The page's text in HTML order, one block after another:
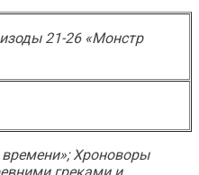
21-26 «Монстр
Хроноворы
греками и